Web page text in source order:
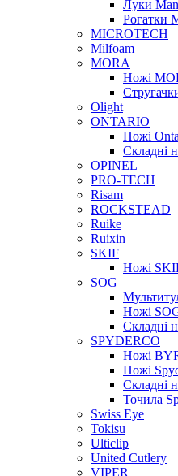
Луки
Рогатки
MICROTECH
Milfoam
MORA
Ножі
Olight
ONTARIO
Ножі
Складні
OPINEL
PRO-TECH
Risam
ROCKSTEAD
Ruike
Ruixin
SKIF
Ножі
SOG
Ножі
Складні
SPYDERCO
Ножі
Ножі
Складні
Точила
Swiss Eye
Tokisu
Ulticlip
United Cutlery
VIPER